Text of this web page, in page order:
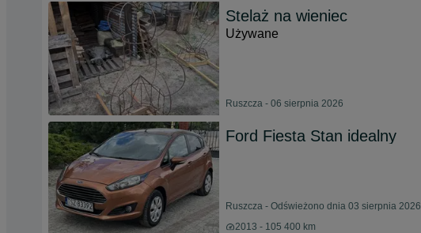
Stelaż na wieniec
Używane
Ruszcza - 06 sierpnia 2026
Ford Fiesta Stan idealny
Ruszcza - Odświeżono dnia 03 sierpnia 2026
2013 - 105 400 km